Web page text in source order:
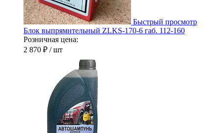
Быстрый просмотр
Блок выпрямительный ZLKS-170-6 габ. 112-160
Розничная цена:
2 870 ₽ / шт